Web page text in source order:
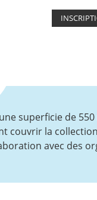
superficie de
couvrir la
avec des